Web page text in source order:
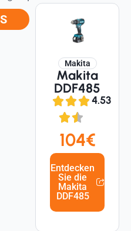
Makita
Makita
DDF485
4.53
104€
Entdecken
Sie die
Makita
DDF485